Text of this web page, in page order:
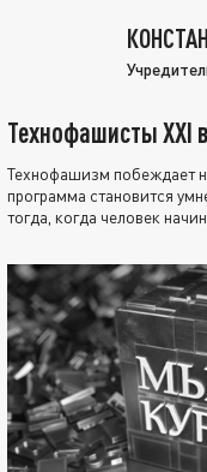
Технофашисты XXI
Технофашизм побеждает
программа становится
тогда, когда человек